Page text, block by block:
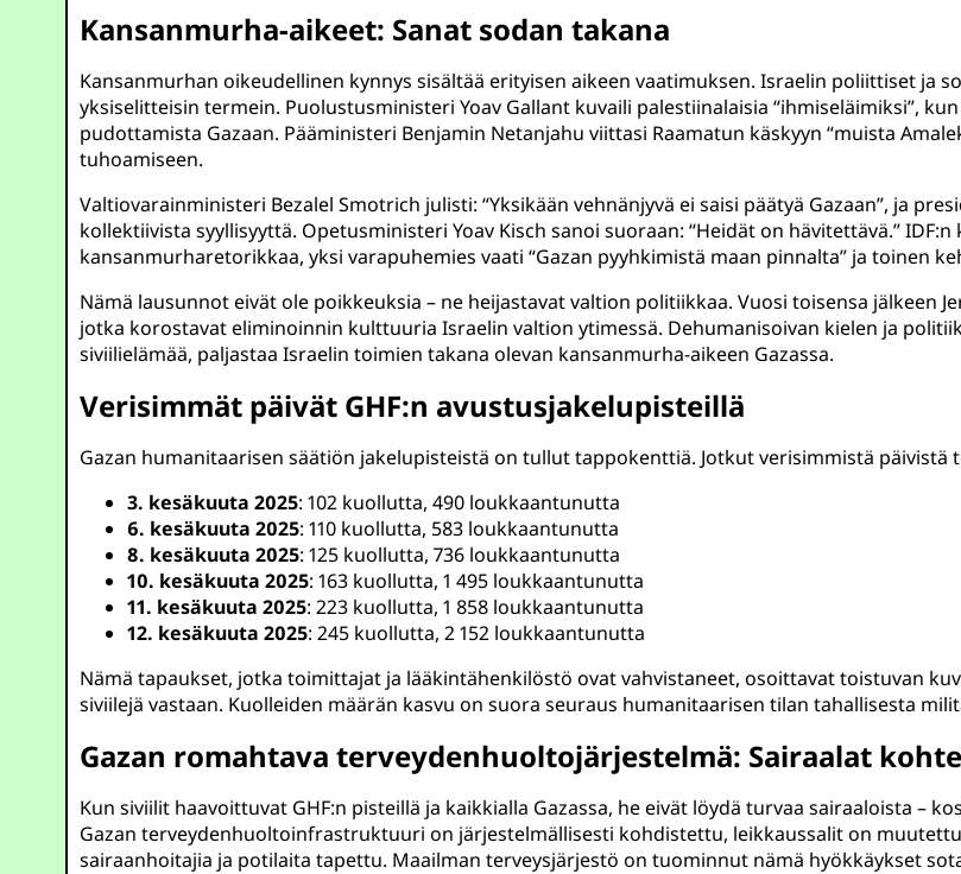
Kansanmurha-aikeet: Sanat sodan takana
Kansanmurhan oikeudellinen kynnys sisältää erityisen aikeen vaatimuksen. Israelin poliittiset ja
yksiselitteisin termein. Puolustusministeri Yoav Gallant kuvaili palestiinalaisia “ihmiseläimiksi”,
pudottamista Gazaan. Pääministeri Benjamin Netanjahu viittasi Raamatun käskyyn “muista
tuhoamiseen.
Valtiovarainministeri Bezalel Smotrich julisti: “Yksikään vehnänjyvä ei saisi päätyä Gazaan”, ja
kollektiivista syyllisyyttä. Opetusministeri Yoav Kisch sanoi suoraan: “Heidät on hävitettävä.”
kansanmurharetorikkaa, yksi varapuhemies vaati “Gazan pyyhkimistä maan pinnalta” ja toinen
Nämä lausunnot eivät ole poikkeuksia – ne heijastavat valtion politiikkaa. Vuosi toisensa jälkeen
jotka korostavat eliminoinnin kulttuuria Israelin valtion ytimessä. Dehumanisoivan kielen ja
siviilielämää, paljastaa Israelin toimien takana olevan kansanmurha-aikeen Gazassa.
Verisimmät päivät GHF:n avustusjakelupisteillä
Gazan humanitaarisen säätiön jakelupisteistä on tullut tappokenttiä. Jotkut verisimmistä päivistä
3. kesäkuuta 2025: 102 kuollutta, 490 loukkaantunutta
6. kesäkuuta 2025: 110 kuollutta, 583 loukkaantunutta
8. kesäkuuta 2025: 125 kuollutta, 736 loukkaantunutta
10. kesäkuuta 2025: 163 kuollutta, 1 495 loukkaantunutta
11. kesäkuuta 2025: 223 kuollutta, 1 858 loukkaantunutta
12. kesäkuuta 2025: 245 kuollutta, 2 152 loukkaantunutta
Nämä tapaukset, jotka toimittajat ja lääkintähenkilöstö ovat vahvistaneet, osoittavat toistuvan
siviilejä vastaan. Kuolleiden määrän kasvu on suora seuraus humanitaarisen tilan tahallisesta
Gazan romahtava terveydenhuoltojärjestelmä: Sairaalat
Kun siviilit haavoittuvat GHF:n pisteillä ja kaikkialla Gazassa, he eivät löydä turvaa sairaaloista –
Gazan terveydenhuoltoinfrastruktuuri on järjestelmällisesti kohdistettu, leikkaussalit on
sairaanhoitajia ja potilaita tapettu. Maailman terveysjärjestö on tuominnut nämä hyökkäykset